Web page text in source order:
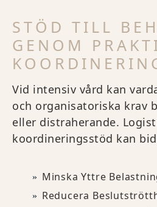
STÖD TILL
GENOM
Vid intensiv vård kan
och organisatoriska krav
eller distraherande.
koordineringsstöd kan
Minska Yttre
Reducera